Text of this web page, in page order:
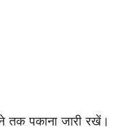
पकाना जारी रखें।